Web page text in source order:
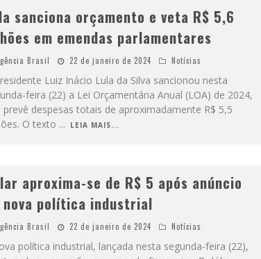
sanciona orçamento e veta R$ 5,6
em emendas parlamentares
Brasil 22 de janeiro de 2024 Notícias
Luiz Inácio Lula da Silva sancionou nesta
feira (22) a Lei Orçamentária Anual (LOA) de 2024,
prevê despesas totais de aproximadamente R$ 5,5
O texto ... LEIA MAIS...
aproxima-se de R$ 5 após anúncio
nova política industrial
Brasil 22 de janeiro de 2024 Notícias
política industrial, lançada nesta segunda-feira (22),